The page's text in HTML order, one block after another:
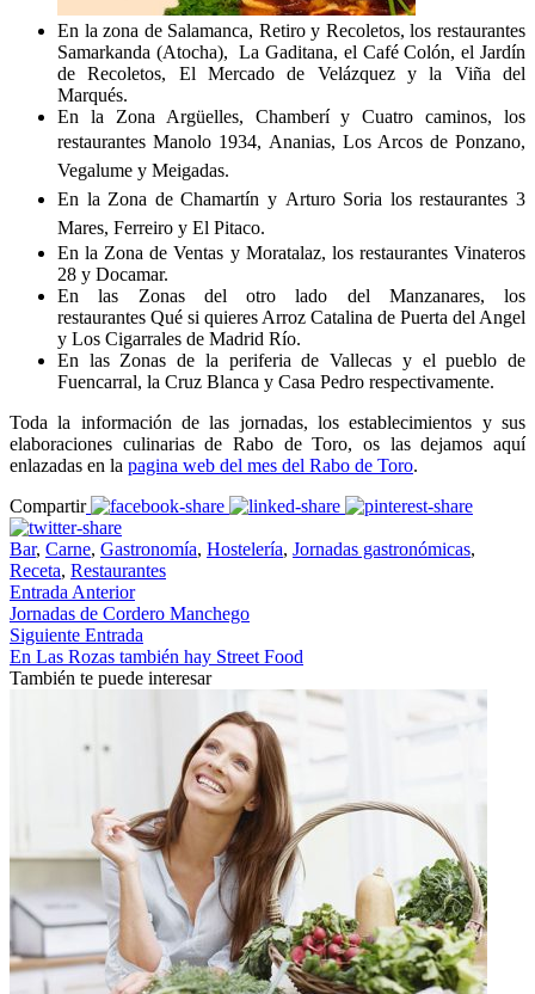
En la zona de Salamanca, Retiro y Recoletos, los restaurantes
Samarkanda (Atocha), La Gaditana, el Café Colón, el Jardín
de Recoletos, El Mercado de Velázquez y la Viña del
Marqués.
En la Zona Argüelles, Chamberí y Cuatro caminos, los
restaurantes Manolo 1934, Ananias, Los Arcos de Ponzano,
Vegalume y Meigadas.
En la Zona de Chamartín y Arturo Soria los restaurantes 3
Mares, Ferreiro y El Pitaco.
En la Zona de Ventas y Moratalaz, los restaurantes Vinateros
28 y Docamar.
En las Zonas del otro lado del Manzanares, los
restaurantes Qué si quieres Arroz Catalina de Puerta del Angel
y Los Cigarrales de Madrid Río.
En las Zonas de la periferia de Vallecas y el pueblo de
Fuencarral, la Cruz Blanca y Casa Pedro respectivamente.
Toda la información de las jornadas, los establecimientos y sus
elaboraciones culinarias de Rabo de Toro, os las dejamos aquí
enlazadas en la pagina web del mes del Rabo de Toro.
Compartir
Bar, Carne, Gastronomía, Hostelería, Jornadas gastronómicas,
Receta, Restaurantes
Entrada Anterior
Jornadas de Cordero Manchego
Siguiente Entrada
En Las Rozas también hay Street Food
También te puede interesar